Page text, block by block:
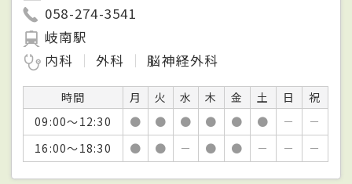
058-274-3541
岐南駅
内科
外科 脳神経外科
時間 月 火 水 木 金 土 日
祝
09:00～12:30
● ● ● ● ● ● －
－
16:00～18:30
● ● － ● ● － － －